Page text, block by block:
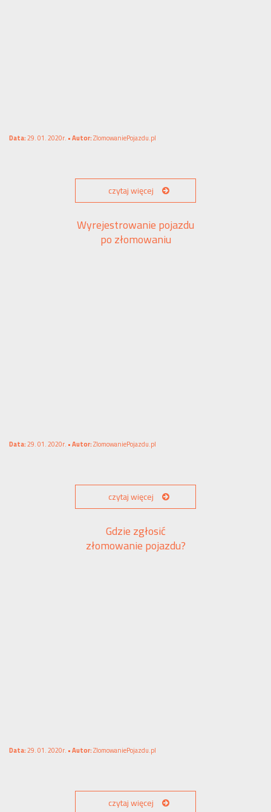
Data:29. 01. 2020r. •Autor:ZlomowaniePojazdu.pl
czytaj więcej
Wyrejestrowanie pojazdu
po złomowaniu
Data:29. 01. 2020r. •Autor:ZlomowaniePojazdu.pl
czytaj więcej
Gdzie zgłosić
złomowanie pojazdu?
Data:29. 01. 2020r. •Autor:ZlomowaniePojazdu.pl
czytaj więcej